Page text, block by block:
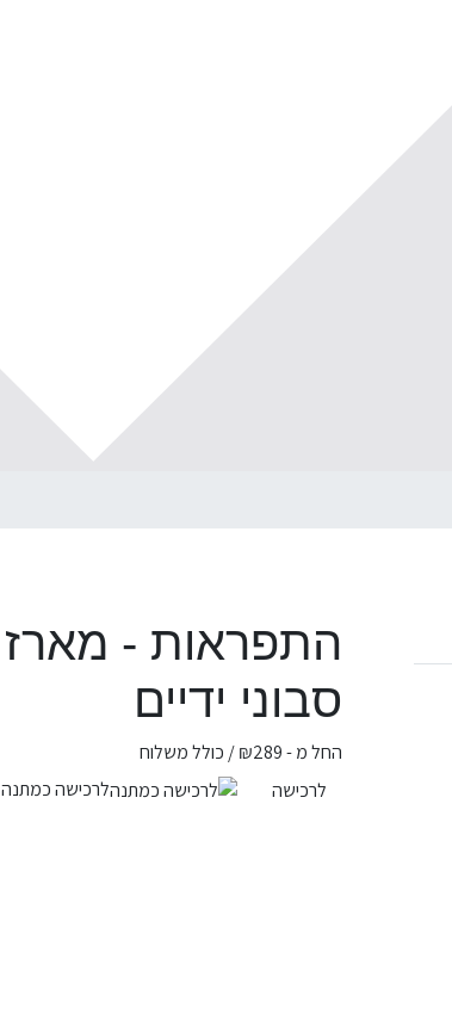
התפראות - מארז
סבוני ידיים
החל מ - ₪289
/ כולל משלוח
לרכישה
לרכישה כמתנה